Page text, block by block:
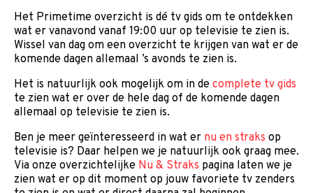
Het Primetime overzicht is dé tv gids om te ontdekken
wat er vanavond vanaf 19:00 uur op televisie te zien is.
Wissel van dag om een overzicht te krijgen van wat er de
komende dagen allemaal ’s avonds te zien is.
Het is natuurlijk ook mogelijk om in de complete tv gids
te zien wat er over de hele dag of de komende dagen
allemaal op televisie te zien is.
Ben je meer geïnteresseerd in wat er nu en straks op
televisie is? Daar helpen we je natuurlijk ook graag mee.
Via onze overzichtelijke Nu & Straks pagina laten we je
zien wat er op dit moment op jouw favoriete tv zenders